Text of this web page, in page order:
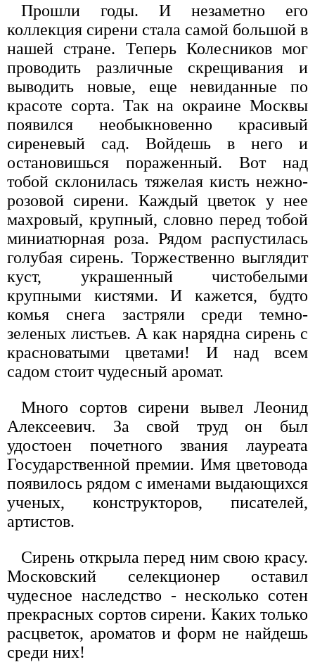
Прошли годы. И незаметно его
коллекция сирени стала самой большой в
нашей стране. Теперь Колесников мог
проводить различные скрещивания и
выводить новые, еще невиданные по
красоте сорта. Так на окраине Москвы
появился необыкновенно красивый
сиреневый сад. Войдешь в него и
остановишься пораженный. Вот над
тобой склонилась тяжелая кисть нежно-
розовой сирени. Каждый цветок у нее
махровый, крупный, словно перед тобой
миниатюрная роза. Рядом распустилась
голубая сирень. Торжественно выглядит
куст, украшенный чистобелыми
крупными кистями. И кажется, будто
комья снега застряли среди темно-
зеленых листьев. А как нарядна сирень с
красноватыми цветами! И над всем
садом стоит чудесный аромат.
Много сортов сирени вывел Леонид
Алексеевич. За свой труд он был
удостоен почетного звания лауреата
Государственной премии. Имя цветовода
появилось рядом с именами выдающихся
ученых, конструкторов, писателей,
артистов.
Сирень открыла перед ним свою красу.
Московский селекционер оставил
чудесное наследство - несколько сотен
прекрасных сортов сирени. Каких только
расцветок, ароматов и форм не найдешь
среди них!